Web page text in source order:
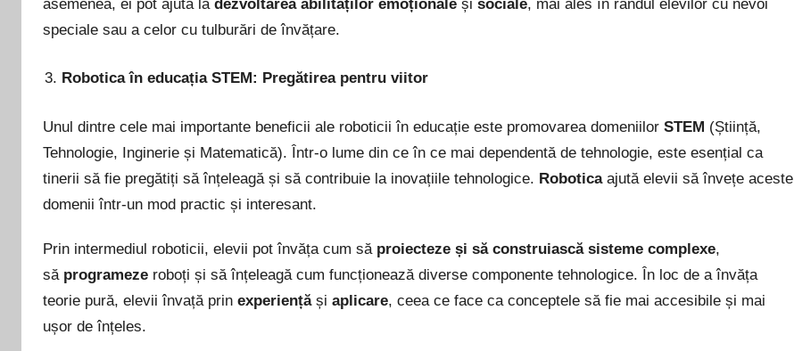
asemenea, ei pot ajuta la dezvoltarea abilităților emoționale și sociale, mai ales în rândul elevilor cu nevoi
speciale sau a celor cu tulburări de învățare.
Robotica în educația STEM: Pregătirea pentru viitor
Unul dintre cele mai importante beneficii ale roboticii în educație este promovarea domeniilor STEM (Știință,
Tehnologie, Inginerie și Matematică). Într-o lume din ce în ce mai dependentă de tehnologie, este esențial ca
tinerii să fie pregătiți să înțeleagă și să contribuie la inovațiile tehnologice. Roboticaajută elevii să învețe aceste
domenii într-un mod practic și interesant.
Prin intermediul roboticii, elevii pot învăța cum să proiecteze și să construiască sisteme complexe,
să programeze roboți și să înțeleagă cum funcționează diverse componente tehnologice. În loc de a învăța
teorie pură, elevii învață prin experiențăși aplicare, ceea ce face ca conceptele să fie mai accesibile și mai
ușor de înțeles.